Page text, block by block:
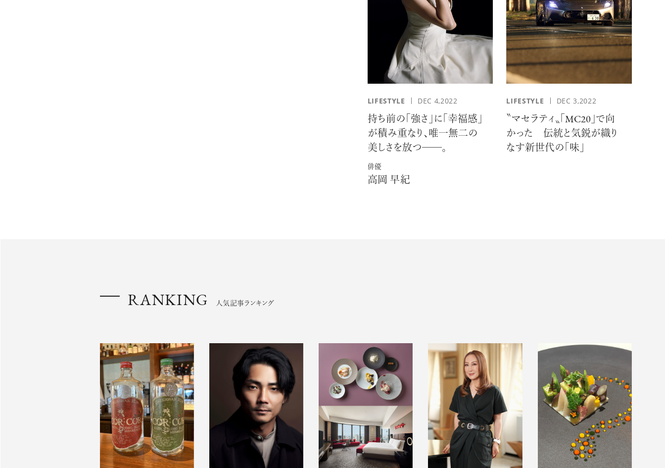
LIFESTYLE DEC 4,2022
持ち前の「強さ」に「幸福感」
が積み重なり、唯一無二の
美しさを放つ──。
俳優
高岡 早紀
LIFESTYLE DEC 3,2022
〝マセラティ〟「MC20」で向
かった 伝統と気鋭が織り
なす新世代の「味」
RANKING 人気記事ランキング